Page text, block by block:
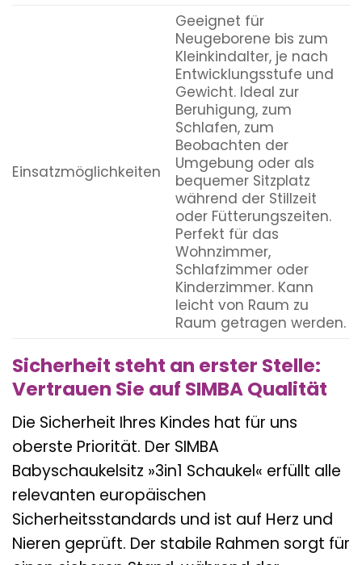
Einsatzmöglichkeiten
Geeignet für
Neugeborene bis zum
Kleinkindalter, je nach
Entwicklungsstufe und
Gewicht. Ideal zur
Beruhigung, zum
Schlafen, zum
Beobachten der
Umgebung oder als
bequemer Sitzplatz
während der Stillzeit
oder Fütterungszeiten.
Perfekt für das
Wohnzimmer,
Schlafzimmer oder
Kinderzimmer. Kann
leicht von Raum zu
Raum getragen werden.
Sicherheit steht an erster Stelle:
Vertrauen Sie auf SIMBA Qualität
Die Sicherheit Ihres Kindes hat für uns
oberste Priorität. Der SIMBA
Babyschaukelsitz »3in1 Schaukel« erfüllt alle
relevanten europäischen
Sicherheitsstandards und ist auf Herz und
Nieren geprüft. Der stabile Rahmen sorgt für